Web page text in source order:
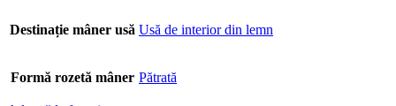
Destinație mâner usă Usă de interior din lemn
Formă rozetă mâner Pătrată